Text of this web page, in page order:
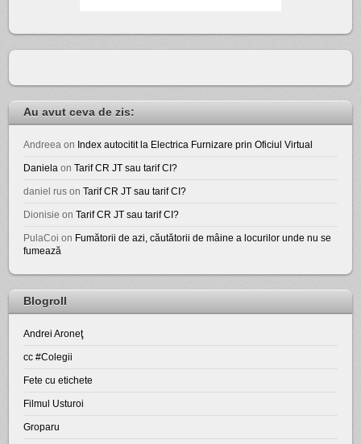
Au avut ceva de zis:
Andreea on Index autocitit la Electrica Furnizare prin Oficiul Virtual
Daniela onTarif CR JT sau tarif CI?
daniel rus onTarif CR JT sau tarif CI?
Dionisie onTarif CR JT sau tarif CI?
PulaCoi on Fumătorii de azi, căutătorii de mâine a locurilor unde nu se
fumează
Blogroll
Andrei Aroneţ
cc #Colegii
Fete cu etichete
Filmul Usturoi
Groparu